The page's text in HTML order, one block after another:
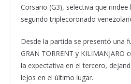
Corsario (G3), selectiva que
segundo triplecoronado
Desde la partida se presentó una
GRAN TORRENT y KILIMANJARO
la expectativa en el tercero,
lejos en el último lugar.